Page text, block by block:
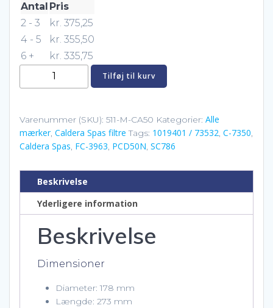
Antal Pris
2 - 3
kr. 375,25
4 - 5
kr. 355,50
6 +
kr. 335,75
Caldera
Spas
Spa
Filter
antal
Tilføj til kurv
Varenummer (SKU): 511-M-CA50 Kategorier: Alle
mærker, Caldera Spas filtre Tags: 1019401 / 73532, C-7350,
Caldera Spas, FC-3963, PCD50N, SC786
Beskrivelse
Yderligere information
Beskrivelse
Dimensioner
Diameter: 178 mm
Længde: 273 mm